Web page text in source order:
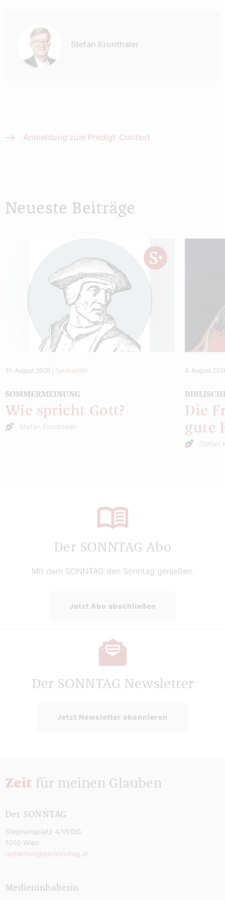
Stefan Kronthaler
Anmeldung zum Predigt-Contest
Neueste Beiträge
31. August 2026 Spiritualität
SOMMERMEINUNG
Wie spricht Gott?
Stefan Kronthaler
8. August
Die
gute
Stefan
Der SONNTAG Abo
Mit dem SONNTAG den Sonntag genießen.
Jetzt Abo abschließen
Der SONNTAG Newsletter
Jetzt Newsletter abonnieren
Zeit für meinen Glauben
Der SONNTAG
Stephansplatz 4/VI/DG
1010 Wien
redaktion@dersonntag.at
Medieninhaberin